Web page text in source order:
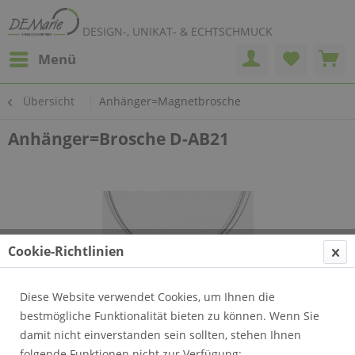
DESIGN-, UNIKAT- & ECHTSCHMUCK
Menü
Übersicht Anhänger=Magnetbrosche
Anhänger=Brosche D-AB21
Cookie-Richtlinien
Diese Website verwendet Cookies, um Ihnen die
bestmögliche Funktionalität bieten zu können. Wenn Sie
damit nicht einverstanden sein sollten, stehen Ihnen